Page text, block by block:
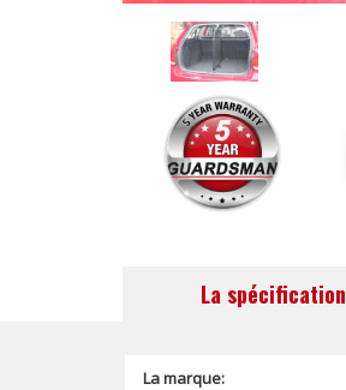
La spécification
La marque: